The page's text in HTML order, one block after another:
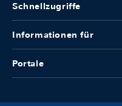
Schnellzugriffe
Informationen für
Portale